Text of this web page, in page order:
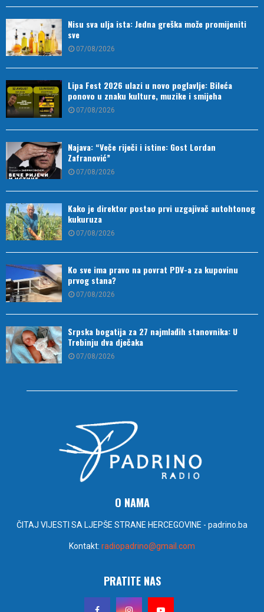
Nisu sva ulja ista: Jedna greška može promijeniti
sve
07/08/2026
Lipa Fest 2026 ulazi u novo poglavlje: Bileća
ponovo u znaku kulture, muzike i smijeha
07/08/2026
Najava: “Veče riječi i istine: Gost Lordan
Zafranović”
07/08/2026
Kako je direktor postao prvi uzgajivač autohtonog
kukuruza
07/08/2026
Ko sve ima pravo na povrat PDV-a za kupovinu
prvog stana?
07/08/2026
Srpska bogatija za 27 najmlađih stanovnika: U
Trebinju dva dječaka
07/08/2026
O NAMA
ČITAJ VIJESTI SA LJEPŠE STRANE HERCEGOVINE - padrino.ba
Kontakt: radiopadrino@gmail.com
PRATITE NAS